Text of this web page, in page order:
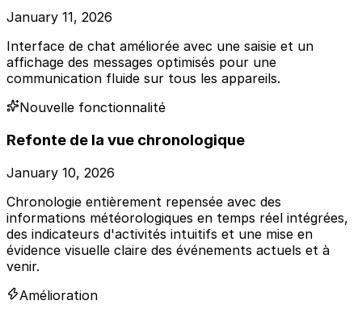
January 11, 2026
Interface de chat améliorée avec une saisie et un
affichage des messages optimisés pour une
communication fluide sur tous les appareils.
Nouvelle fonctionnalité
Refonte de la vue chronologique
January 10, 2026
Chronologie entièrement repensée avec des
informations météorologiques en temps réel intégrées,
des indicateurs d'activités intuitifs et une mise en
évidence visuelle claire des événements actuels et à
venir.
Amélioration